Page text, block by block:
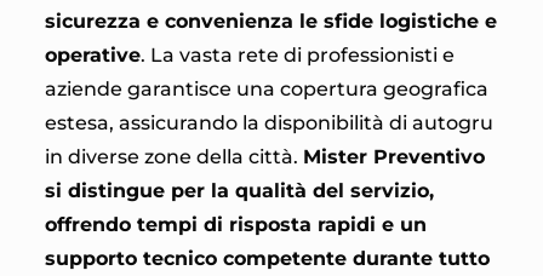
sicurezza e convenienza le sfide logistiche e
operative. La vasta rete di professionisti e
aziende garantisce una copertura geografica
estesa, assicurando la disponibilità di autogru
in diverse zone della città. Mister Preventivo
si distingue per la qualità del servizio,
offrendo tempi di risposta rapidi e un
supporto tecnico competente durante tutto